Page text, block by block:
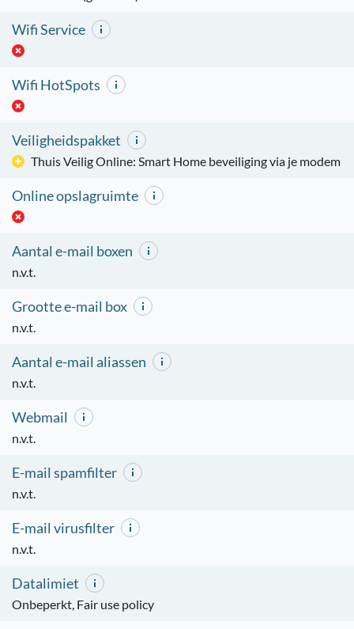
Wifi Service
Wifi HotSpots
Veiligheidspakket
Thuis Veilig Online: Smart Home beveiliging via je modem
Online opslagruimte
Aantal e-mail boxen
n.v.t.
Grootte e-mail box
n.v.t.
Aantal e-mail aliassen
n.v.t.
Webmail
n.v.t.
E-mail spamfilter
n.v.t.
E-mail virusfilter
n.v.t.
Datalimiet
Onbeperkt, Fair use policy